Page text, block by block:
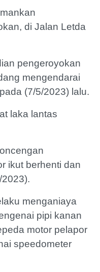
di Jalan Letda
pengeroyokan
mengendarai
(7/5/2023) lalu.
laka lantas
ikut berhenti dan
menganiaya
pipi kanan
motor pelapor
speedometer